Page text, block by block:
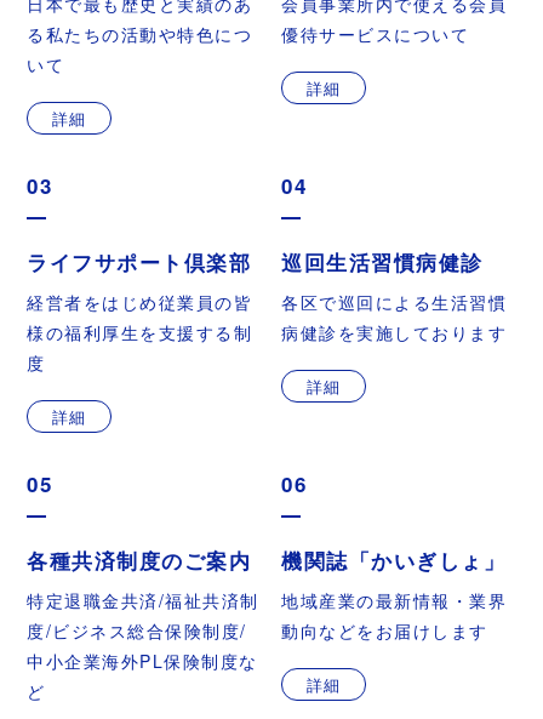
る私たちの活動や特色につ
いて
詳細
優待サービスについて
詳細
03
ライフサポート倶楽部
経営者をはじめ従業員の皆
様の福利厚生を支援する制
度
詳細
04
巡回生活習慣病健診
各区で巡回による生活習慣
病健診を実施しております
詳細
05
各種共済制度のご案内
特定退職金共済/福祉共済制
度/ビジネス総合保険制度/
中小企業海外PL保険制度な
ど
06
機関誌「かいぎしょ」
地域産業の最新情報・業界
動向などをお届けします
詳細